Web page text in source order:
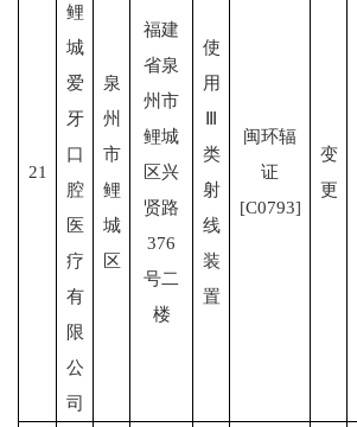
21
鲤
城
爱
牙
口
腔
医
疗
有
限
公
司
泉
州
市
鲤
城
区
福建
省泉
州市
鲤城
区兴
贤路
376
号二
楼
使
用
Ⅲ
类
射
线
装
置
闽环辐
证
[C0793]
变
更